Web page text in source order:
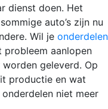
dienst doen. Het
auto’s zijn nu
Wil je onderdelen
probleem aanlopen
geleverd. Op
productie en wat
niet meer